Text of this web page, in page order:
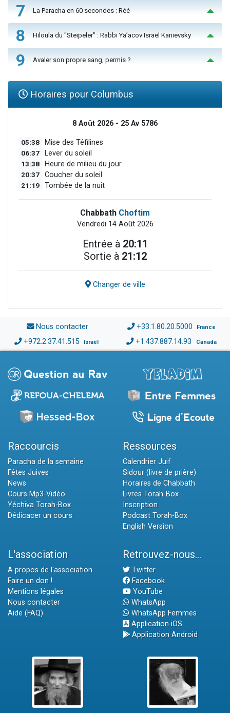
7 La Paracha en 60 secondes : Réé
8 Hiloula du "Steïpeler" : Rabbi Ya’acov Israël Kanievsky
9 Avaler son propre sang, permis ?
Horaires pour Columbus
8 Août 2026 - 25 Av 5786
05:38 Mise des Téfilines
06:37 Lever du soleil
13:38 Heure de milieu du jour
20:37 Coucher du soleil
21:19 Tombée de la nuit
Chabbath Choftim
Vendredi 14 Août 2026
Entrée à 20:11
Sortie à 21:12
Changer de ville
Nous contacter +33.1.80.20.5000 France
+972.2.37.41.515 Israël +1.437.887.14.93 Canada
Raccourcis
Paracha de la semaine
Fêtes Juives
News
Cours Mp3-Vidéo
Yéchiva Torah-Box
Dédicacer un cours
Ressources
Calendrier Juif
Sidour (livre de prière)
Horaires de Chabbath
Livres Torah-Box
Inscription
Podcast Torah-Box
English Version
L'association
A propos de l'association
Faire un don !
Mentions légales
Nous contacter
Aide (FAQ)
Retrouvez-nous...
Twitter
Facebook
YouTube
WhatsApp
WhatsApp Femmes
Application iOS
Application Android